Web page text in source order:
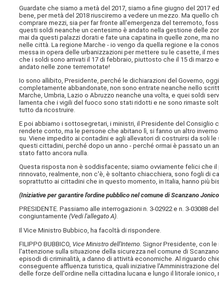
Guardate che siamo a metà del 2017, siamo a fine giugno del 2017
bene, per metà del 2018 riusciremo a vedere un mezzo. Ma quello
comprare mezzi, sia per far fronte all'emergenza del terremoto,
questi soldi neanche un centesimo è andato nella gestione delle
mai da questi palazzi dorati e fate una capatina in quelle zone, ma
nelle città. La regione Marche - io vengo da quella regione e la
messa in opera delle urbanizzazioni per mettere su le casette, il
che i soldi sono arrivati il 17 di febbraio, piuttosto che il 15 di
andato nelle zone terremotate!
Io sono allibito, Presidente, perché le dichiarazioni del Governo,
completamente abbandonate, non sono entrate neanche nello
Marche, Umbria, Lazio o Abruzzo neanche una volta, e quei soldi
lamenta che i vigili del fuoco sono stati ridotti e ne sono rimaste
tutto da ricostruire.
E poi abbiamo i sottosegretari, i ministri, il Presidente del
rendete conto, ma le persone che abitano lì, si fanno un altro
su. Viene impedito ai contadini e agli allevatori di costruirsi da soli
questi cittadini, perché dopo un anno - perché ormai è passato un
stato fatto ancora nulla.
Questa risposta non è soddisfacente; siamo ovviamente felici che
rinnovato, realmente, non c'è, è soltanto chiacchiera, sono fogli di
soprattutto ai cittadini che in questo momento, in Italia, hanno più
(Iniziative per garantire l'ordine pubblico nel comune di Scanzano
PRESIDENTE. Passiamo alle interrogazioni n. 3-02922 e n. 3-
congiuntamente(Vedi l'allegato A).
Il Vice Ministro Bubbico, ha facoltà di rispondere.
FILIPPO BUBBICO, Vice Ministro dell'Interno . Signor Presidente, con
l'attenzione sulla situazione della sicurezza nel comune di
episodi di criminalità, a danno di attività economiche. Al riguardo
conseguente affluenza turistica, quali iniziative l'Amministrazione
delle forze dell'ordine nella cittadina lucana e lungo il litorale